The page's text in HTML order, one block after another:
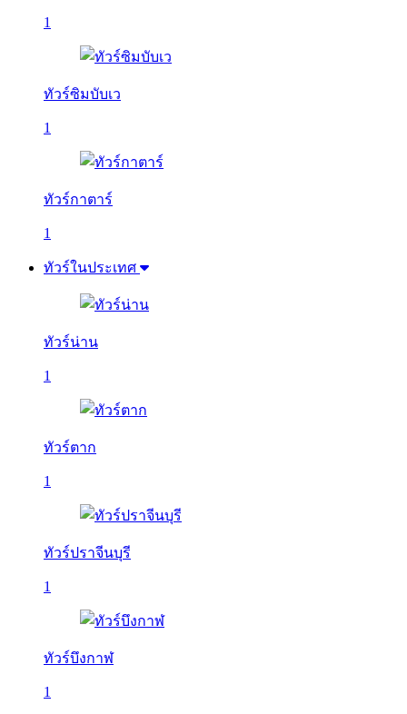
1
ทัวร์ซิมบับเว
1
ทัวร์กาตาร์
1
ทัวร์ในประเทศ
ทัวร์น่าน
1
ทัวร์ตาก
1
ทัวร์ปราจีนบุรี
1
ทัวร์บึงกาฬ
1